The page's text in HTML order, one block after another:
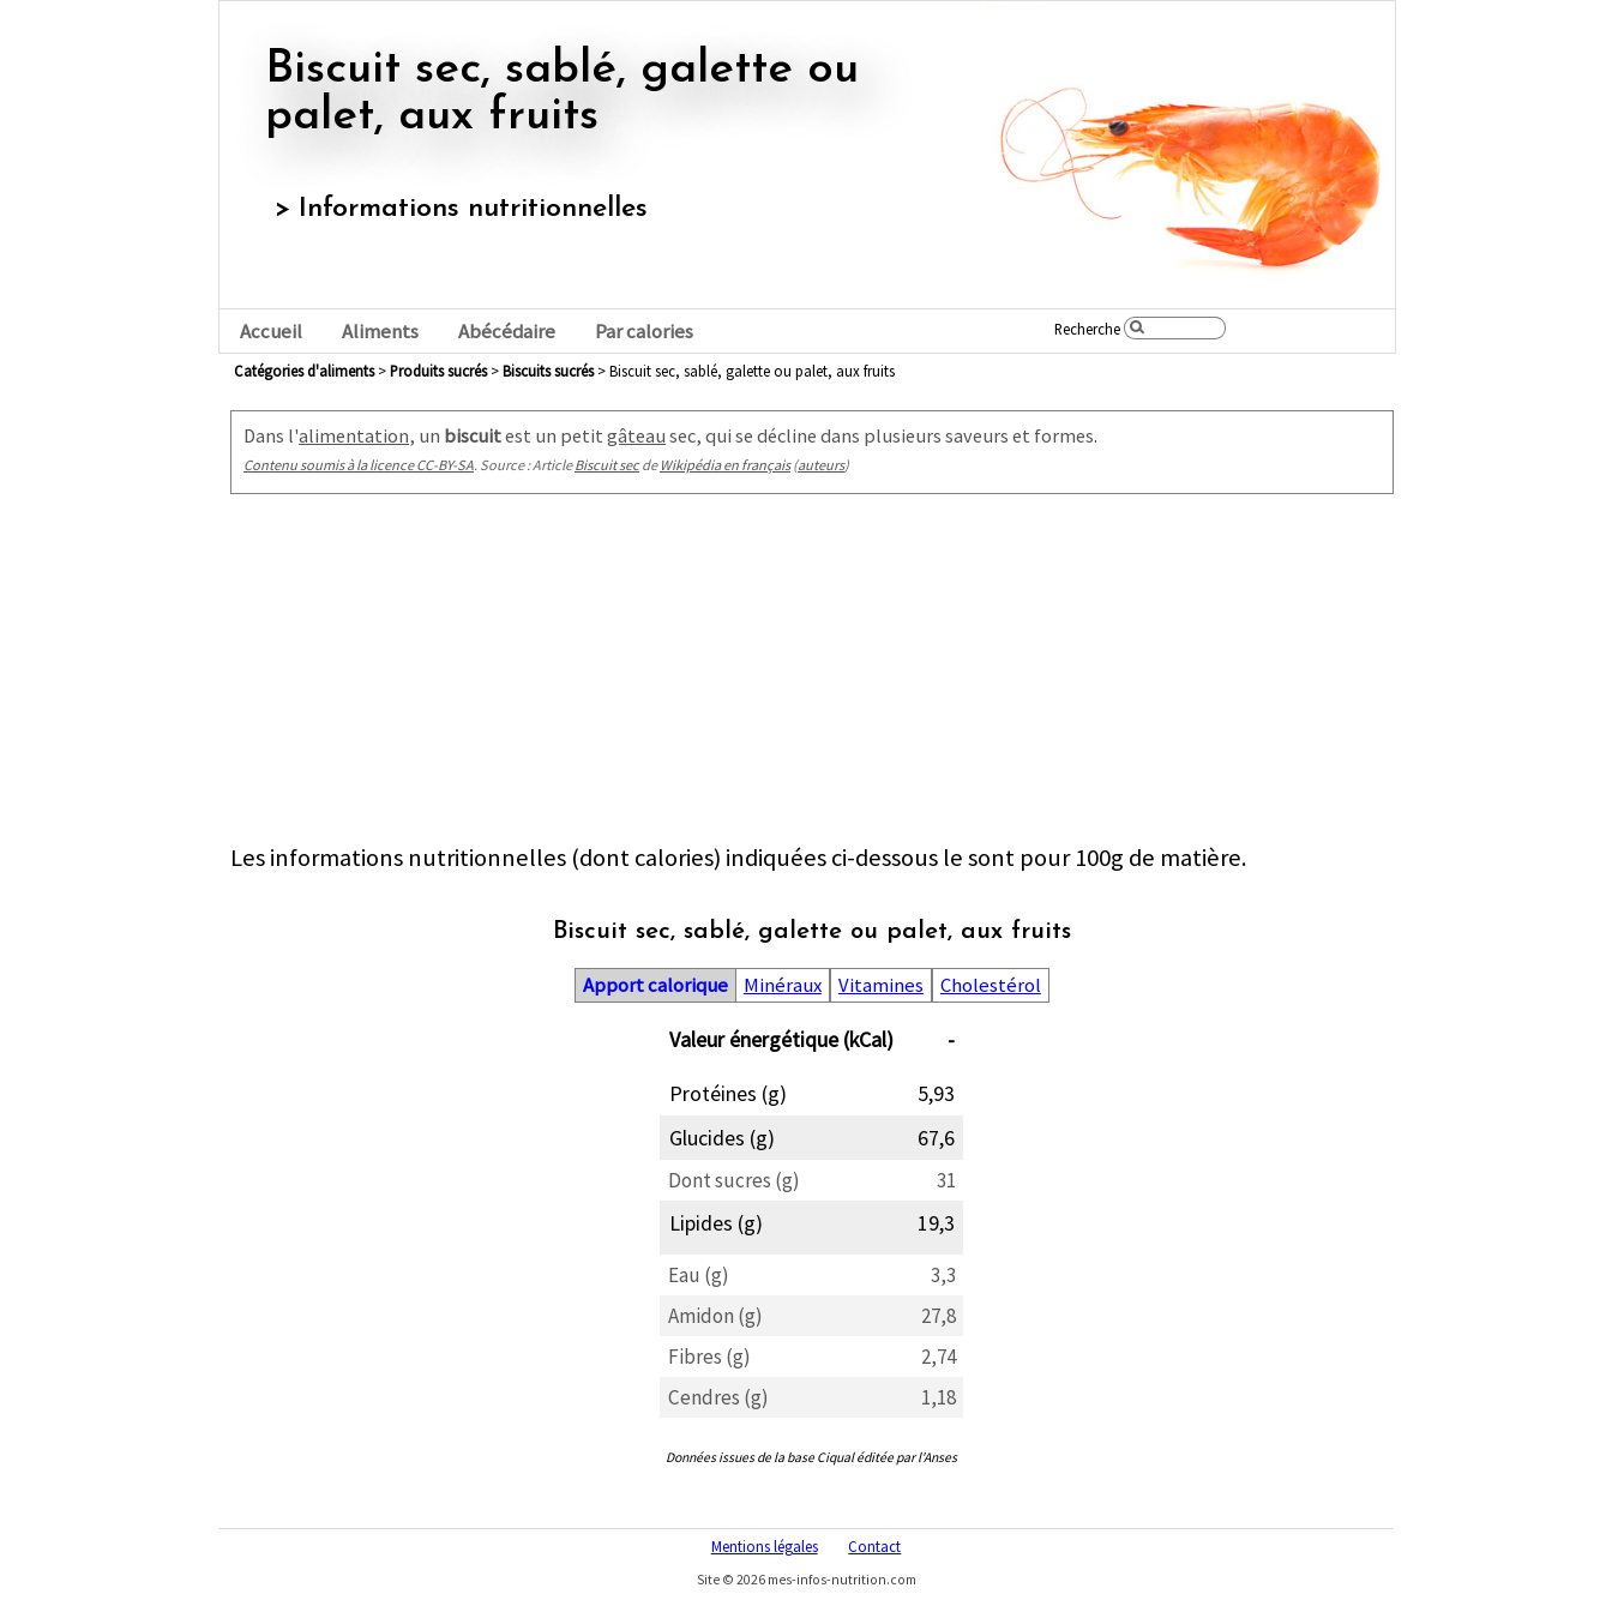
Biscuit sec, sablé, galette ou
palet, aux fruits
> Informations nutritionnelles
Accueil Aliments Abécédaire Par calories Recherche
Catégories d'aliments> produits sucrés> biscuits sucrés> Biscuit sec, sablé, galette ou palet, aux fruits
Dans l'alimentation, un biscuitest un petitgâteau sec, qui se décline dans plusieurs saveurs et formes.
Contenu soumis à la licence CC-BY-SA. Source : ArticleBiscuit secde Wikipédia en français(auteurs)
Les informations nutritionnelles (dont calories) indiquées ci-dessous le sont pour 100g de matière.
Biscuit sec, sablé, galette ou palet, aux fruits
Apport calorique Minéraux Vitamines Cholestérol
Valeur énergétique (kCal)
-
Protéines (g)
5,93
Glucides (g)
67,6
Dont sucres (g) 31
Lipides (g) 19,3
Eau (g)
3,3
Amidon (g)
27,8
Fibres (g)
2,74
Cendres (g)
1,18
Données issues de la base Ciqual éditée par l'Anses
Mentions légales Contact
Site © 2026 mes-infos-nutrition.com